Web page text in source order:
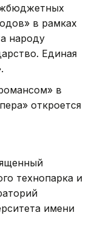
в рамках
народу
Единая
в
откроется
технопарка и
имени